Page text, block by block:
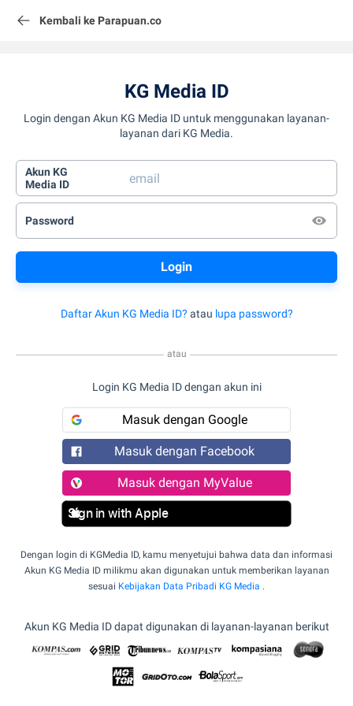
Kembali ke Parapuan.co
KG Media ID
Login dengan Akun KG Media ID untuk menggunakan layanan-
layanan dari KG Media.
Akun KG
Media ID
Password
Daftar Akun KG Media ID? atau lupa password?
atau
Login KG Media ID dengan akun ini
Masuk dengan Google
Masuk dengan Facebook
Masuk dengan MyValue
Sign in with Apple
Dengan login di KGMedia ID, kamu menyetujui bahwa data dan informasi
Akun KG Media ID milikmu akan digunakan untuk memberikan layanan
sesuai Kebijakan Data Pribadi KG Media .
Akun KG Media ID dapat digunakan di layanan-layanan berikut